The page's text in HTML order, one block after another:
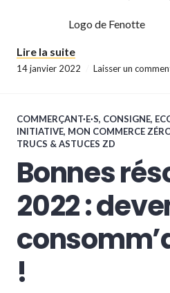
Logo de Fenotte
Lire la suite« Les défis
14 janvier 2022 Laisser un
COMMERÇANT·E·S, CONSIGNE,
INITIATIVE, MON COMMERCE
TRUCS & ASTUCES ZD
Bonnes
2022 :
!